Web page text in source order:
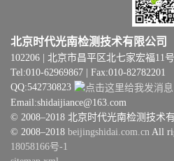
北京时代光南检测技术有限公司
102206 | 北京市昌平区北七家宏福11
Tel:010-62969867 | Fax:010-82782201
QQ:542730823
Email:shidaijiance@163.com
© 2008–2018 北京时代光南检测技术
© 2008–2018 beijingshidai.com.cn All
18058166号-1